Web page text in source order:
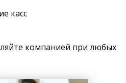
касс
компанией при любых